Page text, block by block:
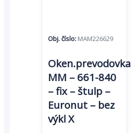
Obj. číslo: MAM226629
Oken.prevodovka
MM – 661-840
– fix – štulp –
Euronut – bez
výkl X